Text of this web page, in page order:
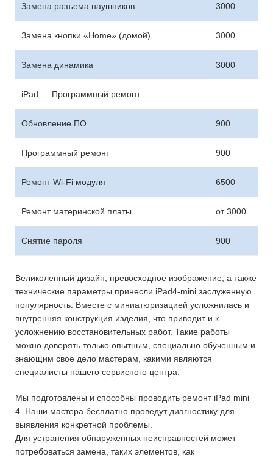
Замена разъема наушников 3000
Замена кнопки «Home» (домой) 3000
Замена динамика 3000
iPad — Программный ремонт
Обновление ПО 900
Программный ремонт 900
Ремонт Wi-Fi модуля 6500
Ремонт материнской платы от 3000
Снятие пароля 900
Великолепный дизайн, превосходное изображение, а также
технические параметры принесли iPad4-mini заслуженную
популярность. Вместе с миниатюризацией усложнилась и
внутренняя конструкция изделия, что приводит и к
усложнению восстановительных работ. Такие работы
можно доверять только опытным, специально обученным и
знающим свое дело мастерам, какими являются
специалисты нашего сервисного центра.
Мы подготовлены и способны проводить ремонт iРad mini
4. Наши мастера бесплатно проведут диагностику для
выявления конкретной проблемы.
Для устранения обнаруженных неисправностей может
потребоваться замена, таких элементов, как